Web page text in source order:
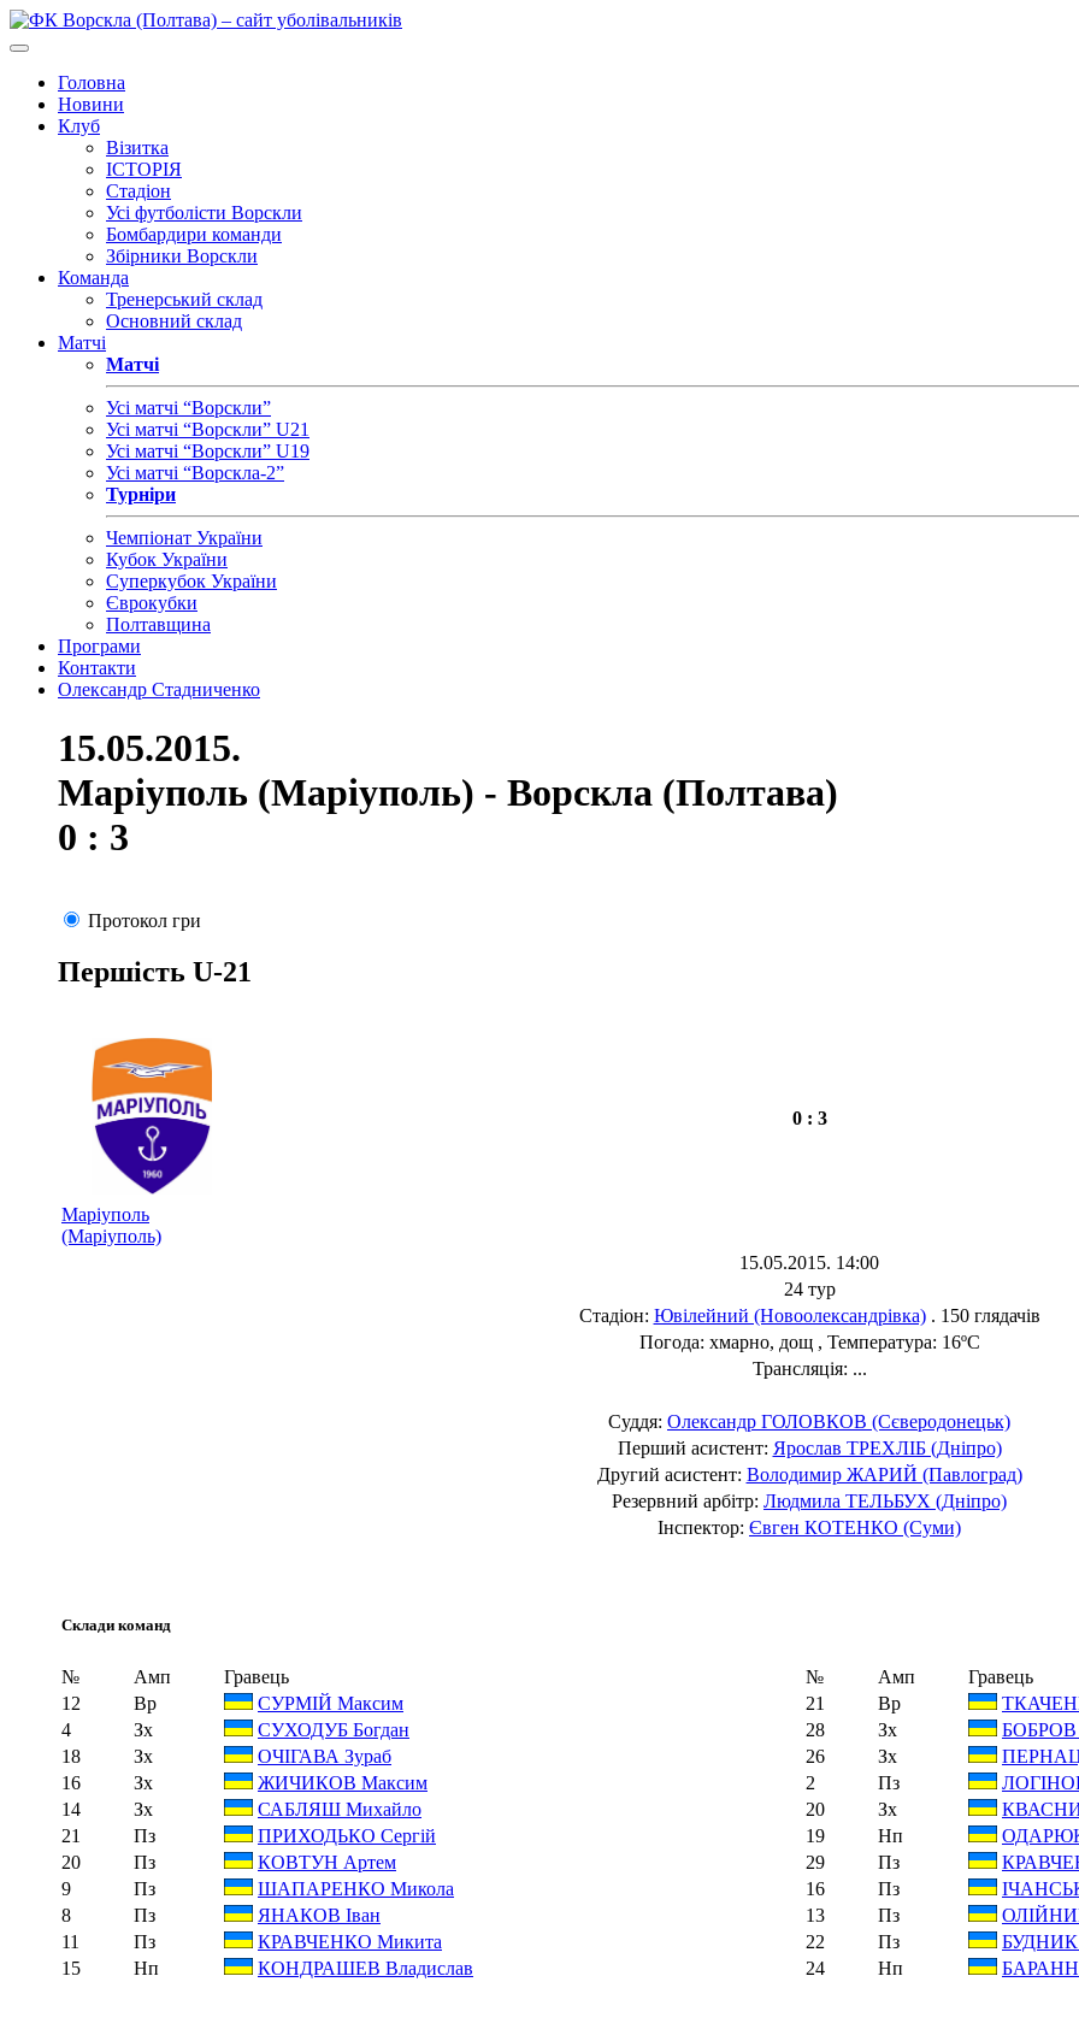
Головна
Новини
Клуб
Візитка
ІСТОРІЯ
Стадіон
Усі футболісти Ворскли
Бомбардири команди
Збірники Ворскли
Команда
Тренерський склад
Основний склад
Матчі
Матчі
Усі матчі “Ворскли”
Усі матчі “Ворскли” U21
Усі матчі “Ворскли” U19
Усі матчі “Ворскла-2”
Турніри
Чемпіонат України
Кубок України
Суперкубок України
Єврокубки
Полтавщина
Програми
Контакти
Олександр Стадниченко
15.05.2015.
Маріуполь (Маріуполь) - Ворскла (Полтава)
0 : 3
Протокол гри
Першість U-21
0 : 3
Маріуполь
(Маріуполь)
15.05.2015. 14:00
24 тур
Стадіон: Ювілейний (Новоолександрівка). 150 глядачів
Погода: хмарно, дощ , Температура: 16ºC
Трансляція: ...
Суддя: Олександр ГОЛОВКОВ (Сєверодонецьк)
Перший асистент: Ярослав ТРЕХЛІБ (Дніпро)
Другий асистент: Володимир ЖАРИЙ (Павлоград)
Резервний арбітр: Людмила ТЕЛЬБУХ (Дніпро)
Інспектор: Євген КОТЕНКО (Суми)
Склади команд
№ Амп Гравець № Амп
Гравець
12
Вр СУРМІЙ Максим 21 Вр
4
Зх СУХОДУБ Богдан 28 Зх
БОБРОВ
18
Зх ОЧІГАВА Зураб 26 Зх
16
Зх ЖИЧИКОВ Максим 2 Пз
14
Зх САБЛЯШ Михайло 20 Зх
21
Пз ПРИХОДЬКО Сергій 19 Нп
ОДАРЮК
20
Пз КОВТУН Артем 29 Пз
9
Пз ШАПАРЕНКО Микола 16 Пз
8
Пз ЯНАКОВ Іван 13 Пз
11
Пз КРАВЧЕНКО Микита 22 Пз
БУДНИК
15
Нп КОНДРАШЕВ Владислав 24 Нп